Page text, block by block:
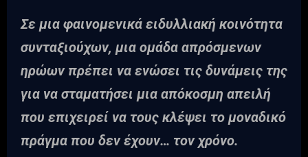
Σε μια φαινομενικά ειδυλλιακή κοινότητα
συνταξιούχων, μια ομάδα απρόσμενων
ηρώων πρέπει να ενώσει τις δυνάμεις της
για να σταματήσει μια απόκοσμη απειλή
που επιχειρεί να τους κλέψει το μοναδικό
πράγμα που δεν έχουν… τον χρόνο.